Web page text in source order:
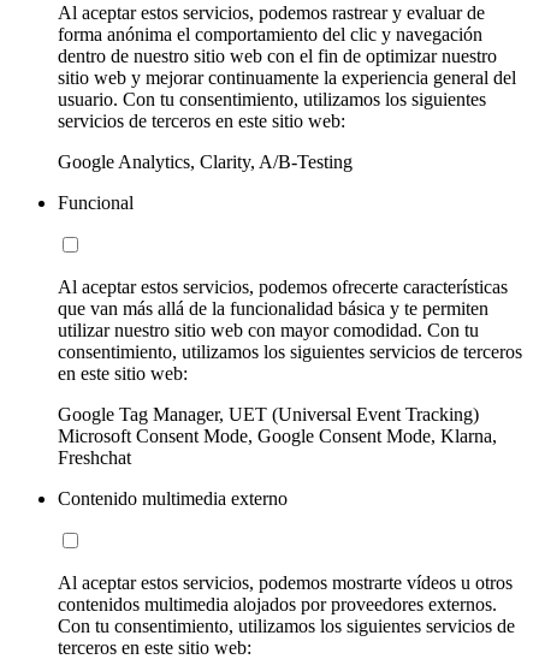
Al aceptar estos servicios, podemos rastrear y evaluar de
forma anónima el comportamiento del clic y navegación
dentro de nuestro sitio web con el fin de optimizar nuestro
sitio web y mejorar continuamente la experiencia general del
usuario. Con tu consentimiento, utilizamos los siguientes
servicios de terceros en este sitio web:
Google Analytics, Clarity, A/B-Testing
Funcional
Al aceptar estos servicios, podemos ofrecerte características
que van más allá de la funcionalidad básica y te permiten
utilizar nuestro sitio web con mayor comodidad. Con tu
consentimiento, utilizamos los siguientes servicios de terceros
en este sitio web:
Google Tag Manager, UET (Universal Event Tracking)
Microsoft Consent Mode, Google Consent Mode, Klarna,
Freshchat
Contenido multimedia externo
Al aceptar estos servicios, podemos mostrarte vídeos u otros
contenidos multimedia alojados por proveedores externos.
Con tu consentimiento, utilizamos los siguientes servicios de
terceros en este sitio web: